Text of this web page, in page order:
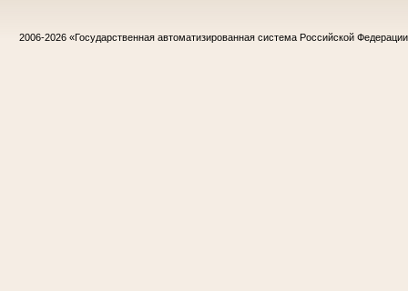
2006-2026 «Государственная автоматизированная система Российской